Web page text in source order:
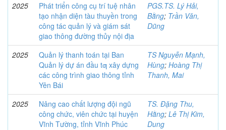
2025
Phát triển công cụ trí tuệ nhân
tạo nhận diện tàu thuyền trong
công tác quản lý và giám sát
giao thông đường thủy nội địa
PGS.TS. Lý Hải,
Bằng; Trần Văn,
Dũng
2025
Quản lý thanh toán tại Ban
Quản lý dự án đầu tƣ xây dựng
các công trình giao thông tỉnh
Yên Bái
TS Nguyễn Mạnh,
Hùng; Hoàng Thị
Thanh, Mai
2025
Nâng cao chất lượng đội ngũ
công chức, viên chức tại huyện
Vĩnh Tường, tỉnh Vĩnh Phúc
TS. Đặng Thu,
Hằng; Lê Thị Kim,
Dung